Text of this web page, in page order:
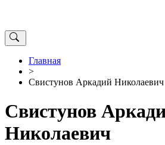
Главная
>
Свистунов Аркадий Николаевич
Свистунов
Николаевич